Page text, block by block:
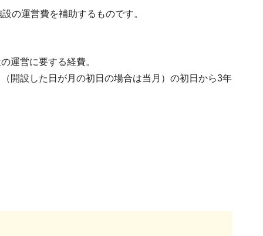
の運営費を補助するものです。
運営に要する経費。
開設した日が月の初日の場合は当月）の初日から3年